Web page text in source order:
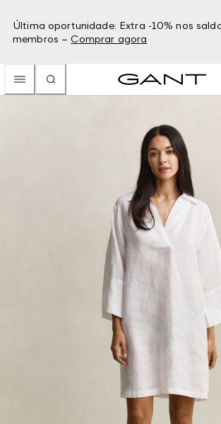
Última oportunidade: Extra -10% nos
membros – Comprar agora